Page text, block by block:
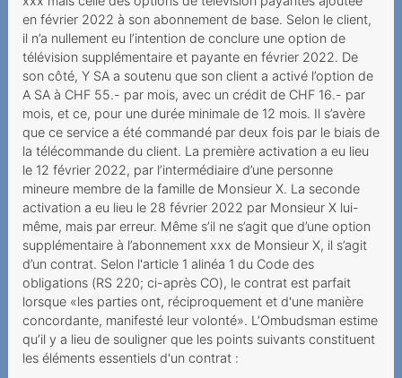
en février 2022 à son abonnement de base. Selon le client,
il n’a nullement eu l’intention de conclure une option de
télévision supplémentaire et payante en février 2022. De
son côté, Y SA a soutenu que son client a activé l’option de
A SA à CHF 55.- par mois, avec un crédit de CHF 16.- par
mois, et ce, pour une durée minimale de 12 mois. Il s’avère
que ce service a été commandé par deux fois par le biais de
la télécommande du client. La première activation a eu lieu
le 12 février 2022, par l’intermédiaire d’une personne
mineure membre de la famille de Monsieur X. La seconde
activation a eu lieu le 28 février 2022 par Monsieur X lui-
même, mais par erreur. Même s’il ne s’agit que d’une option
supplémentaire à l’abonnement xxx de Monsieur X, il s’agit
d’un contrat. Selon l'article 1 alinéa 1 du Code des
obligations (RS 220; ci-après CO), le contrat est parfait
lorsque «les parties ont, réciproquement et d'une manière
concordante, manifesté leur volonté». L’Ombudsman estime
qu’il y a lieu de souligner que les points suivants constituent
les éléments essentiels d'un contrat :
Roaming in Grenzgebieten
Dauerauftrag mit falscher
Referenznummer
2021
Irreführende
Abonnementsangaben und
wesentlicher Irrtum
Unbekannte Rufnummer im
Kundenkonto
Verfall des Prepaid-
Guthabens infolge
Nichtgebrauchs
Urteilsunfähigkeit infolge